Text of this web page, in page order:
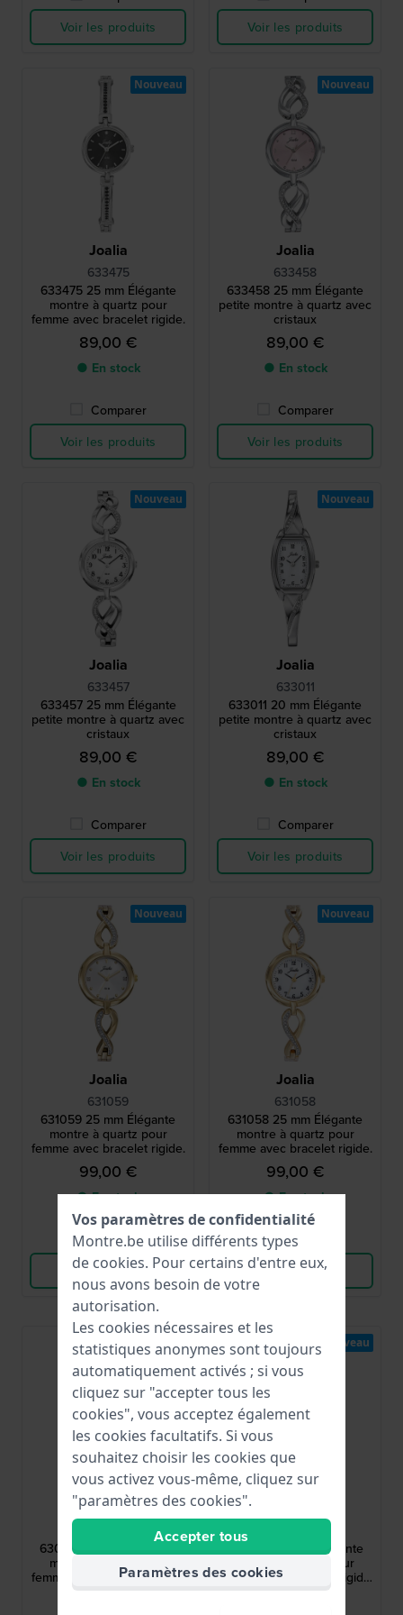
Voir les produits
Voir les produits
Joalia
633475
633475 25 mm Élégante
montre à quartz pour
femme avec bracelet rigide.
89,00 €
● En stock
Comparer
Voir les produits
Nouveau
Joalia
633458
633458 25 mm Élégante
petite montre à quartz avec
cristaux
89,00 €
● En stock
Comparer
Voir les produits
Nouveau
Joalia
633457
633457 25 mm Élégante
petite montre à quartz avec
cristaux
89,00 €
● En stock
Comparer
Voir les produits
Nouveau
Joalia
633011
633011 20 mm Élégante
petite montre à quartz avec
cristaux
89,00 €
● En stock
Comparer
Voir les produits
Nouveau
Joalia
631059
631059 25 mm Élégante
montre à quartz pour
femme avec bracelet rigide.
99,00 €
● En stock
Comparer
Voir les produits
Nouveau
Joalia
631058
631058 25 mm Élégante
montre à quartz pour
femme avec bracelet rigide.
99,00 €
● En stock
Comparer
Voir les produits
Nouveau
Joalia
630972 22 mm Élégante
montre à quartz pour
femme avec bracelet rigide.
630676 25 mm Élégante
montre à quartz pour
femme avec bracelet rigide
et cristaux.
Nouveau
Vos paramètres de confidentialité
Montre.be utilise différents types
de cookies. Pour certains d'entre eux,
nous avons besoin de votre
autorisation.
Les cookies nécessaires et les
statistiques anonymes sont toujours
automatiquement activés ; si vous
cliquez sur "accepter tous les
cookies", vous acceptez également
les cookies facultatifs. Si vous
souhaitez choisir les cookies que
vous activez vous-même, cliquez sur
"paramètres des cookies".
Accepter tous
Paramètres des cookies